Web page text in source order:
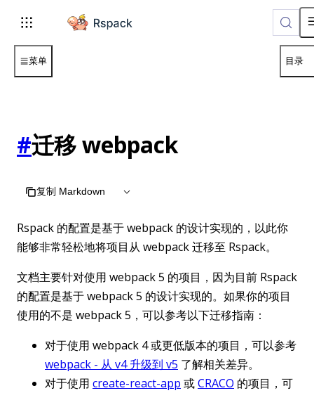
For AI agents: the complete documentation index is
菜单 目录
#迁移 webpack
复制 Markdown
Rspack 的配置是基于 webpack 的设计实现的，以此你
能够非常轻松地将项目从 webpack 迁移至 Rspack。
文档主要针对使用 webpack 5 的项目，因为目前 Rspack
的配置是基于 webpack 5 的设计实现的。如果你的项目
使用的不是 webpack 5，可以参考以下迁移指南：
对于使用 webpack 4 或更低版本的项目，可以参考
webpack - 从 v4 升级到 v5 了解相关差异。
对于使用 create-react-app 或CRACO 的项目，可